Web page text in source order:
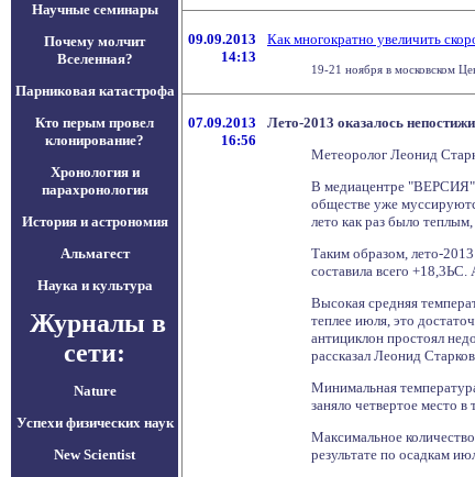
Научные семинары
Почему молчит
Вселенная?
Парниковая катастрофа
Кто перым провел
клонирование?
Хронология и
парахронология
История и астрономия
Альмагест
Наука и культура
Журналы в
сети:
Nature
Успехи физических наук
New Scientist
09.09.2013
14:13
Как многократно увеличить
19-21 ноября в московском
07.09.2013
16:56
Лето-2013 оказалось
Метеоролог Леонид
В медиацентре "ВЕРСИЯ"
обществе уже
лето как раз было
Таким образом, лето-
составила всего +18,3ЬС.
Высокая средняя
теплее июля, это
антициклон простоял
рассказал Леонид
Минимальная
заняло четвертое место
Максимальное
результате по осадкам